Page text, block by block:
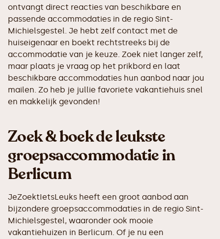
ontvangt direct reacties van beschikbare en
passende accommodaties in de regio Sint-
Michielsgestel. Je hebt zelf contact met de
huiseigenaar en boekt rechtstreeks bij de
accommodatie van je keuze. Zoek niet langer zelf,
maar plaats je vraag op het prikbord en laat
beschikbare accommodaties hun aanbod naar jou
mailen. Zo heb je jullie favoriete vakantiehuis snel
en makkelijk gevonden!
Zoek & boek de leukste
groepsaccommodatie in
Berlicum
JeZoektIetsLeuks heeft een groot aanbod aan
bijzondere groepsaccommodaties in de regio Sint-
Michielsgestel, waaronder ook mooie
vakantiehuizen in Berlicum. Of je nu een